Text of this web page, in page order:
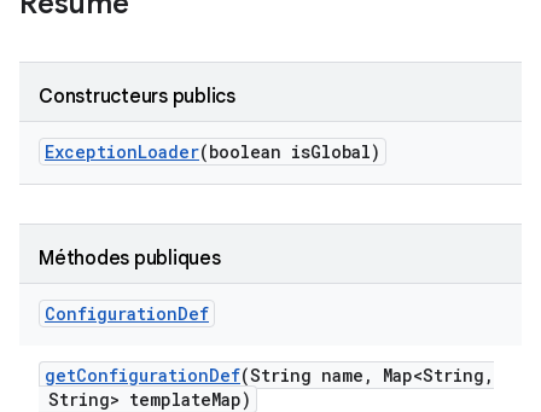
Constructeurs publics
ExceptionLoader(boolean isGlobal)
Méthodes publiques
ConfigurationDef
getConfigurationDef(String name , Map<String ,
String> templateMap)